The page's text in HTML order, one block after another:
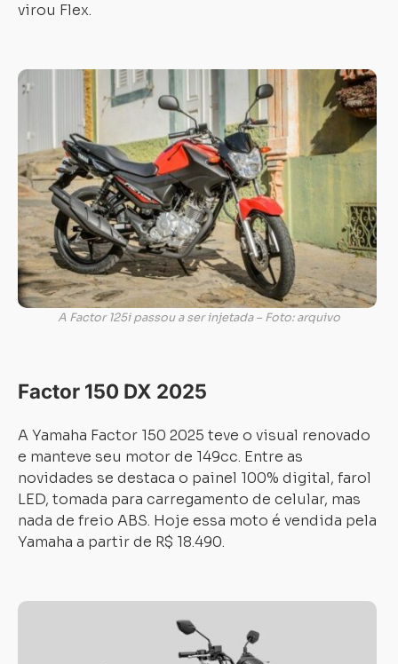
virou Flex.
A Factor 125i passou a ser injetada – Foto: arquivo
Factor 150 DX 2025
A Yamaha Factor 150 2025 teve o visual renovado
e manteve seu motor de 149cc. Entre as
novidades se destaca o painel 100% digital, farol
LED, tomada para carregamento de celular, mas
nada de freio ABS. Hoje essa moto é vendida pela
Yamaha a partir de R$ 18.490.